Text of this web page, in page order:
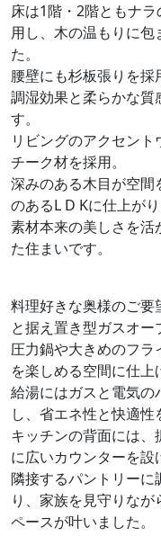
床は1階・2階ともナ
用し、木の温もりに
た。
腰壁にも杉板張りを
調湿効果と柔らかな質
す。
リビングのアクセン
チーク材を採用。
深みのある木目が空
のあるL D Kに仕上がり
素材本来の美しさを活
た住まいです。
料理好きな奥様のご要
と据え置き型ガスオー
圧力鍋や大きめのフ
を楽しめる空間に仕上
給湯にはガスと電気の
し、省エネ性と快適性
キッチンの背面には
に広いカウンターを設
隣接するパントリーに
り、家族を見守りな
ペースが叶いました。